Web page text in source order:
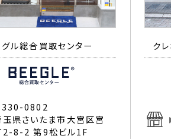
グル総合買取センター
330-0802
玉県さいたま市大宮区宮
2-8-2 第9松ビル1F
ク